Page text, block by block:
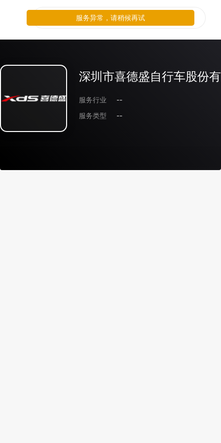
深圳市喜德盛自行车股份
服务行业
--
服务类型
--
服务异常，请稍候再试